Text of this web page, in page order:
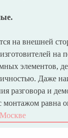
на внешней
на
элементов,
Даже
разговора и
монтажом равна